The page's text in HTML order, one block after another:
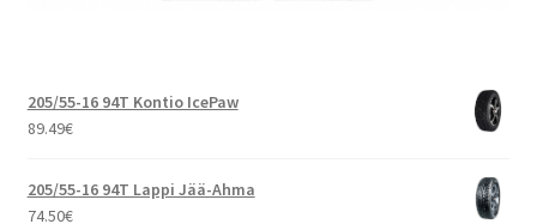
205/55-16 94T Kontio IcePaw
89.49€
205/55-16 94T Lappi Jää-Ahma
74.50€